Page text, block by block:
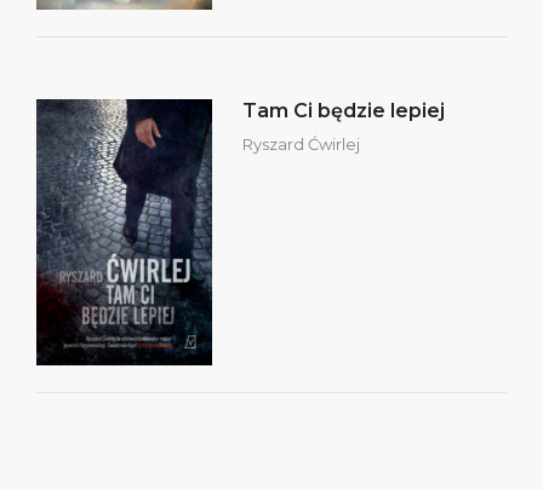
Tam Ci będzie lepiej
Ryszard Ćwirlej